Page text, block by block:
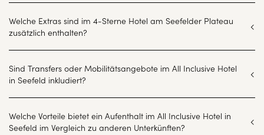
Welche Extras sind im 4-Sterne Hotel am Seefelder Plateau
zusätzlich enthalten?
Sind Transfers oder Mobilitätsangebote im All Inclusive Hotel
in Seefeld inkludiert?
Welche Vorteile bietet ein Aufenthalt im All Inclusive Hotel in
Seefeld im Vergleich zu anderen Unterkünften?